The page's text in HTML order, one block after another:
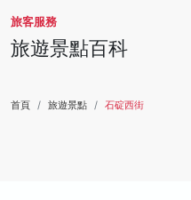
旅客服務
旅遊景點百科
首頁 旅遊景點 石碇西街